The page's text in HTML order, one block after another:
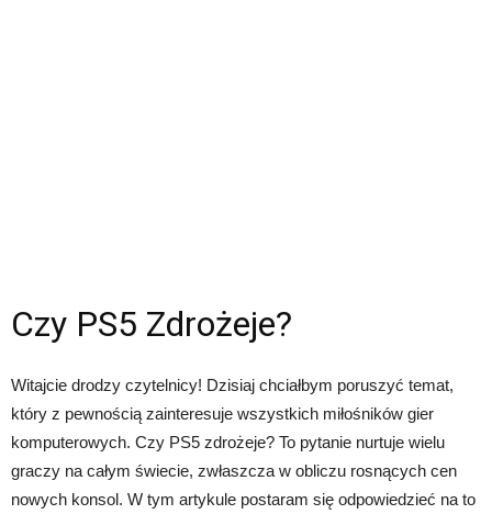
Czy PS5 Zdrożeje?
Witajcie drodzy czytelnicy! Dzisiaj chciałbym poruszyć temat,
który z pewnością zainteresuje wszystkich miłośników gier
komputerowych. Czy PS5 zdrożeje? To pytanie nurtuje wielu
graczy na całym świecie, zwłaszcza w obliczu rosnących cen
nowych konsol. W tym artykule postaram się odpowiedzieć na to